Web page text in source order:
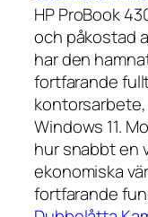
HP ProBook
och påkostad
har den
fortfarande
Windows 11.
hur snabbt en
ekonomiska
fortfarande